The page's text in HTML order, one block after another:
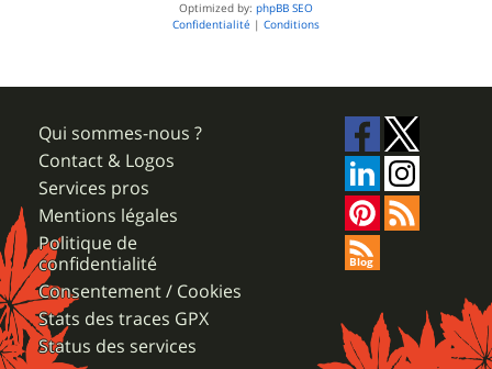
Optimized by: phpBB SEO
Confidentialité | Conditions
Qui sommes-nous ?
Contact & Logos
Services pros
Mentions légales
Politique de
confidentialité
Consentement / Cookies
Stats des traces GPX
Status des services